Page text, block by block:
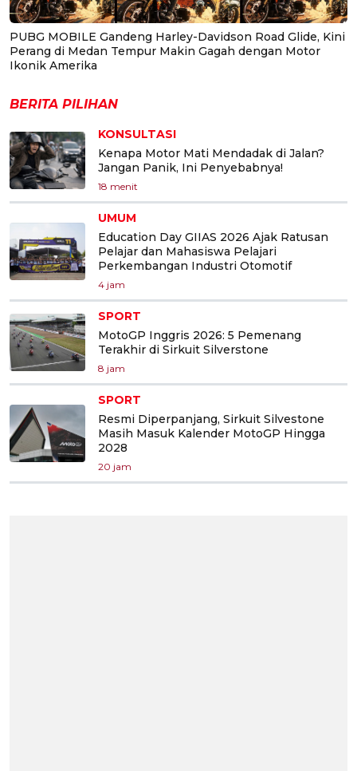
PUBG MOBILE Gandeng Harley-Davidson Road Glide, Kini
Perang di Medan Tempur Makin Gagah dengan Motor
Ikonik Amerika
BERITA PILIHAN
KONSULTASI
Kenapa Motor Mati Mendadak di Jalan?
Jangan Panik, Ini Penyebabnya!
18 menit
UMUM
Education Day GIIAS 2026 Ajak Ratusan
Pelajar dan Mahasiswa Pelajari
Perkembangan Industri Otomotif
4 jam
SPORT
MotoGP Inggris 2026: 5 Pemenang
Terakhir di Sirkuit Silverstone
8 jam
SPORT
Resmi Diperpanjang, Sirkuit Silvestone
Masih Masuk Kalender MotoGP Hingga
2028
20 jam